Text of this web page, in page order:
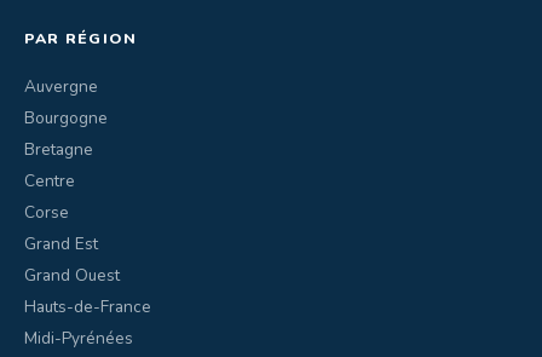
PAR RÉGION
Auvergne
Bourgogne
Bretagne
Centre
Corse
Grand Est
Grand Ouest
Hauts-de-France
Midi-Pyrénées